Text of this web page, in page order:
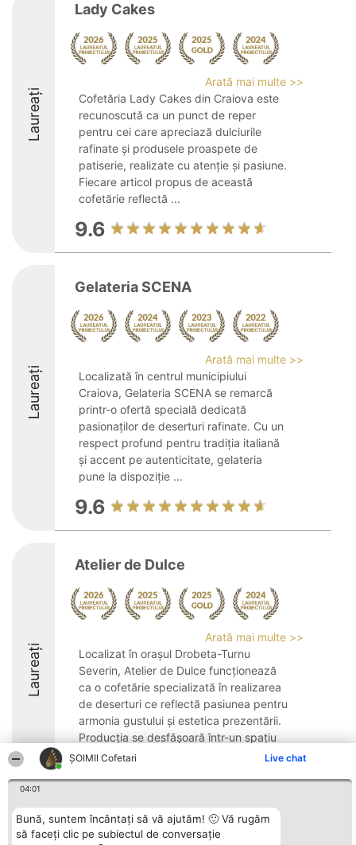
ȘOIMII Cofetari Live chat
04:01
Bună, suntem încântați să vă ajutăm! 🙂 Vă rugăm
să faceți clic pe subiectul de conversație
Laureați
Lady Cakes
Arată mai multe >>
Cofetăria Lady Cakes din Craiova este
recunoscută ca un punct de reper
pentru cei care apreciază dulciurile
rafinate și produsele proaspete de
patiserie, realizate cu atenție și pasiune.
Fiecare articol propus de această
cofetărie reflectă ...
9.6
Laureați
Gelateria SCENA
Arată mai multe >>
Localizată în centrul municipiului
Craiova, Gelateria SCENA se remarcă
printr-o ofertă specială dedicată
pasionaților de deserturi rafinate. Cu un
respect profund pentru tradiția italiană
și accent pe autenticitate, gelateria
pune la dispoziție ...
9.6
Laureați
Atelier de Dulce
Arată mai multe >>
Localizat în orașul Drobeta-Turnu
Severin, Atelier de Dulce funcționează
ca o cofetărie specializată în realizarea
de deserturi ce reflectă pasiunea pentru
armonia gustului și estetica prezentării.
Producția se desfășoară într-un spațiu
artizanal, ...
9.4
Organizator Ranking Plebiscyt